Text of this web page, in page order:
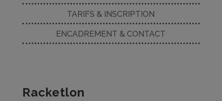
TARIFS & INSCRIPTION
ENCADREMENT & CONTACT
Racketlon